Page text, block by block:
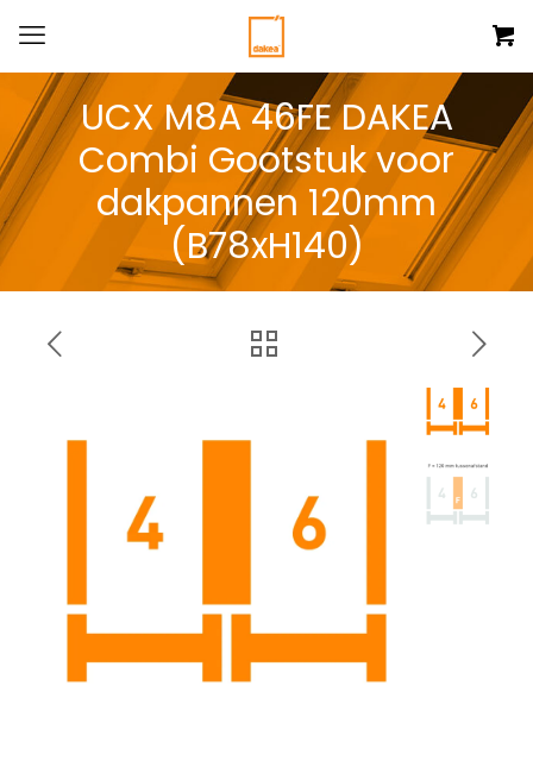
UCX M8A 46FE DAKEA
Combi Gootstuk voor
dakpannen 120mm
(B78xH140)